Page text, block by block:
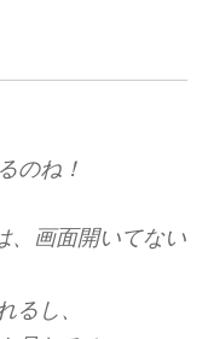
のね！
、画面開いてない
るし、